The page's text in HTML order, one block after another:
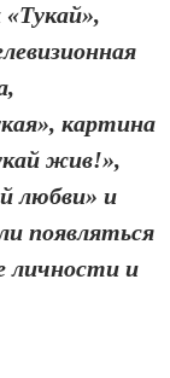
картина
жив!»,
любви» и
появляться
личности и